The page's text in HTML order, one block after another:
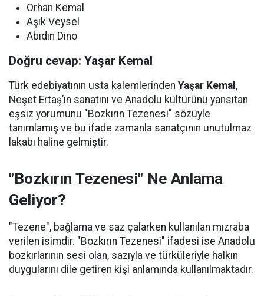
Orhan Kemal
Aşık Veysel
Abidin Dino
Doğru cevap: Yaşar Kemal
Türk edebiyatının usta kalemlerinden Yaşar Kemal ,
Neşet Ertaş’ın sanatını ve Anadolu kültürünü yansıtan
eşsiz yorumunu "Bozkırın Tezenesi" sözüyle
tanımlamış ve bu ifade zamanla sanatçının unutulmaz
lakabı haline gelmiştir.
"Bozkırın Tezenesi" Ne Anlama
Geliyor?
"Tezene", bağlama ve saz çalarken kullanılan mızraba
verilen isimdir. "Bozkırın Tezenesi" ifadesi ise Anadolu
bozkırlarının sesi olan, sazıyla ve türküleriyle halkın
duygularını dile getiren kişi anlamında kullanılmaktadır.